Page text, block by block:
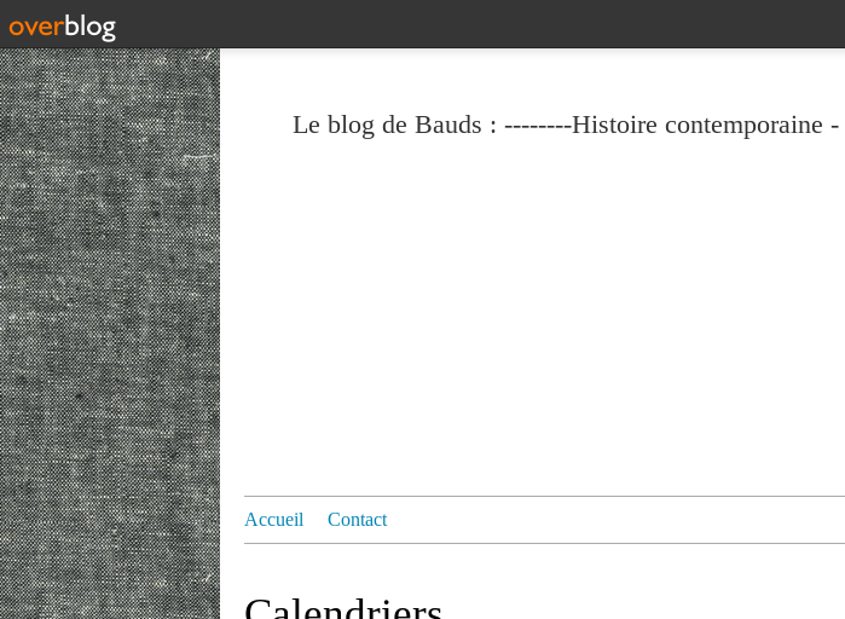
Le blog de Bauds : --------Histoire contemporaine
Accueil Contact